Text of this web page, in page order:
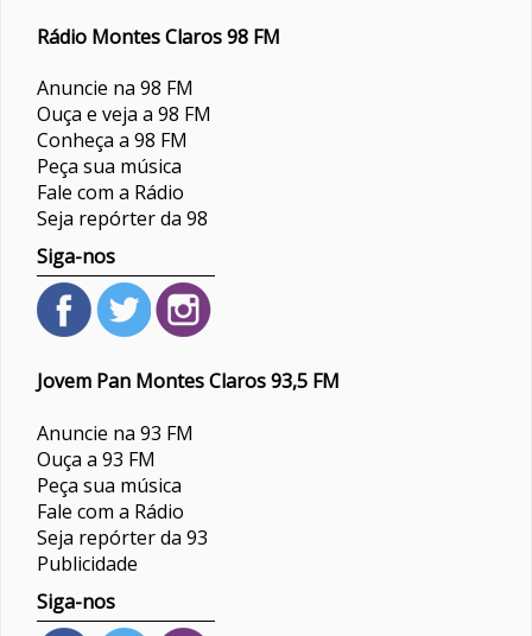
Rádio Montes Claros 98 FM
Anuncie na 98 FM
Ouça e veja a 98 FM
Conheça a 98 FM
Peça sua música
Fale com a Rádio
Seja repórter da 98
Siga-nos
Jovem Pan Montes Claros 93,5 FM
Anuncie na 93 FM
Ouça a 93 FM
Peça sua música
Fale com a Rádio
Seja repórter da 93
Publicidade
Siga-nos